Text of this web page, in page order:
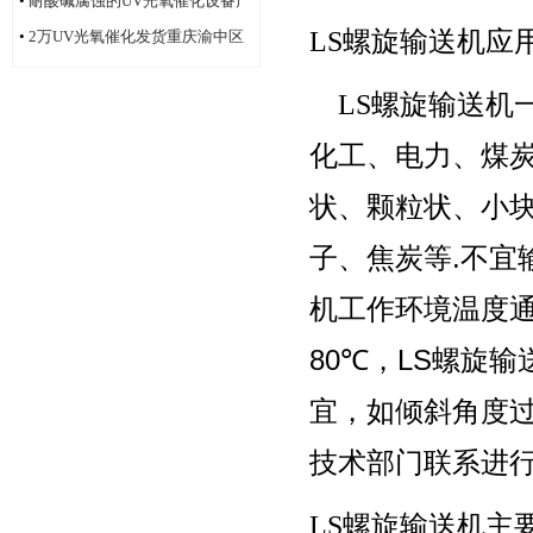
品
• 2万UV光氧催化发货重庆渝中区 LS螺旋输送机应
LS螺旋输送机
化工、电力、煤
状、颗粒状、小
子、焦炭等.不宜
机工作环境温度
80℃， LS螺旋输
宜，如倾斜角度
技术部门联系进
LS螺旋输送机主